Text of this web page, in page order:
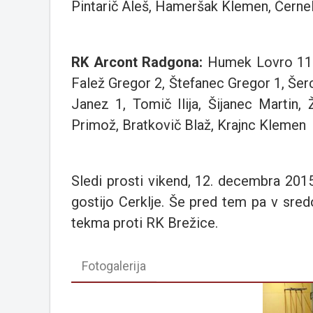
Pintarič Aleš, Hameršak Klemen,
RK Arcont Radgona: Humek Lovro
Falež Gregor 2, Štefanec Gregor 1,
Janez 1, Tomič Ilija, Šijanec Martin,
Primož, Bratkovič Blaž, Krajnc Klemen
Sledi prosti vikend, 12. decembra
gostijo Cerklje. Še pred tem pa v
tekma proti RK Brežice.
Fotogalerija